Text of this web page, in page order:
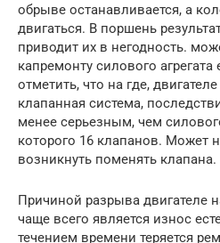
обрыве останавливается, а
двигаться. В поршень
приводит их в негодность.
капремонту силового
отметить, что на где,
клапанная система,
менее серьезным, чем
которого 16 клапанов. Может
возникнуть поменять клапана.
Причиной разрыва двигателе
чаще всего является износ
течением времени теряется